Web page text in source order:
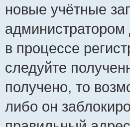
новые учётные
в процессе
следуйте
получено, то
либо он